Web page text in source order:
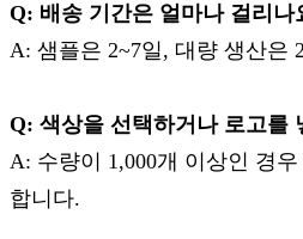
Q: 배송 기간은 얼마나 걸리나
A: 샘플은 2~7일, 대량 생산은
Q: 색상을 선택하거나 로고를
A: 수량이 1,000개 이상인 경
합니다.